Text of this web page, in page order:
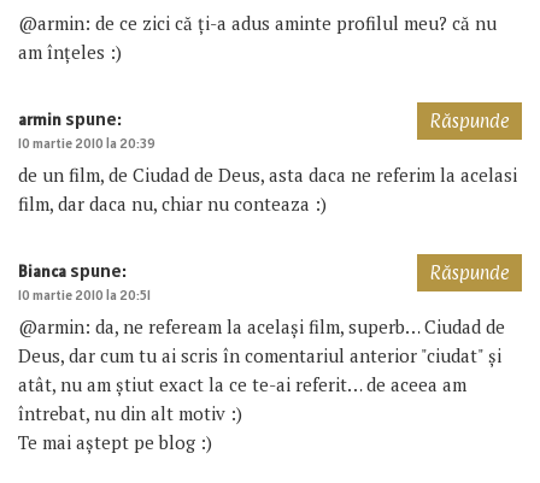
@armin: de ce zici că ți-a adus aminte profilul meu? că nu
am înțeles :)
armin spune:
10 martie 2010 la 20:39
de un film, de Ciudad de Deus, asta daca ne referim la acelasi
film, dar daca nu, chiar nu conteaza :)
Răspunde
Bianca spune:
10 martie 2010 la 20:51
@armin: da, ne refeream la același film, superb… Ciudad de
Deus, dar cum tu ai scris în comentariul anterior "ciudat" și
atât, nu am știut exact la ce te-ai referit… de aceea am
întrebat, nu din alt motiv :)
Te mai aștept pe blog :)
Răspunde